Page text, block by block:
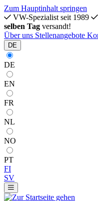
Zum Hauptinhalt springen
VW-Spezialist seit 1989
selben Tag versandt!
Über uns Stellenangebote
DE
DE
EN
FR
NL
NO
PT
FI
SV